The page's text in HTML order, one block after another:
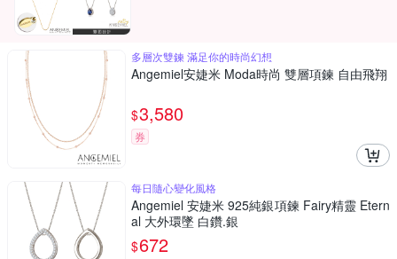
多層次雙鍊 滿足你的時尚幻想
Angemiel安婕米 Moda時尚 雙層項鍊 自由飛翔
$3,580
券
每日隨心變化風格
Angemiel 安婕米 925純銀項鍊 Fairy精靈 Etern
al 大外環墜 白鑽.銀
$672